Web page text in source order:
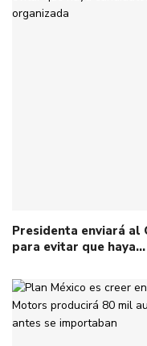
Presidenta enviará
para evitar que haya…